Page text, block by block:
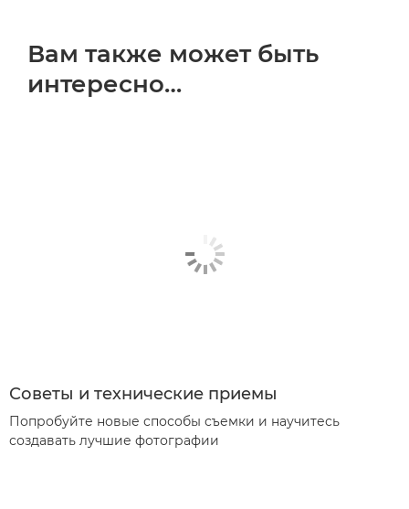
Вам также может быть
интересно…
Советы и технические приемы
Попробуйте новые способы съемки и научитесь
создавать лучшие фотографии